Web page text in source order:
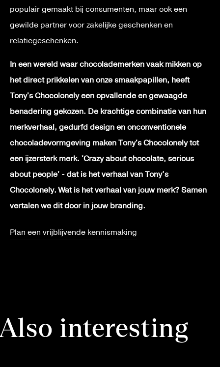
populair gemaakt bij consumenten, maar ook een
gewilde partner voor zakelijke geschenken en
relatiegeschenken.
In een wereld waar chocolademerken vaak mikken op
het direct prikkelen van onze smaakpapillen, heeft
Tony's Chocolonely een opvallende en gewaagde
benadering gekozen. De krachtige combinatie van hun
merkverhaal, gedurfd design en onconventionele
chocoladevormgeving maken Tony's Chocolonely tot
een ijzersterk merk. 'Crazy about chocolate, serious
about people' - dat is het verhaal van Tony’s
Chocolonely. Wat is het verhaal van jouw merk? Samen
vertalen we dit door in jouw branding.
Plan een vrijblijvende kennismaking
interesting